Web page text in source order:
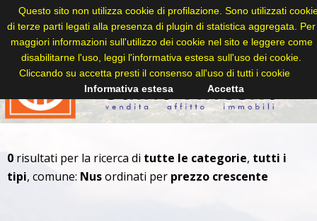
0 risultati per la ricerca di tutte le categorie, tutti i
tipi, comune: Nusordinati per prezzo crescente
Questo sito non utilizza cookie di profilazione. Sono utilizzati
di terze parti legati alla presenza di plugin di statistica aggregata. Per
maggiori informazioni sull'utilizzo dei cookie nel sito e leggere come
disabilitarne l'uso, leggi l'informativa estesa sull'uso dei cookie.
Cliccando su accetta presti il consenso all'uso di tutti i cookie
Informativa estesa
Accetta